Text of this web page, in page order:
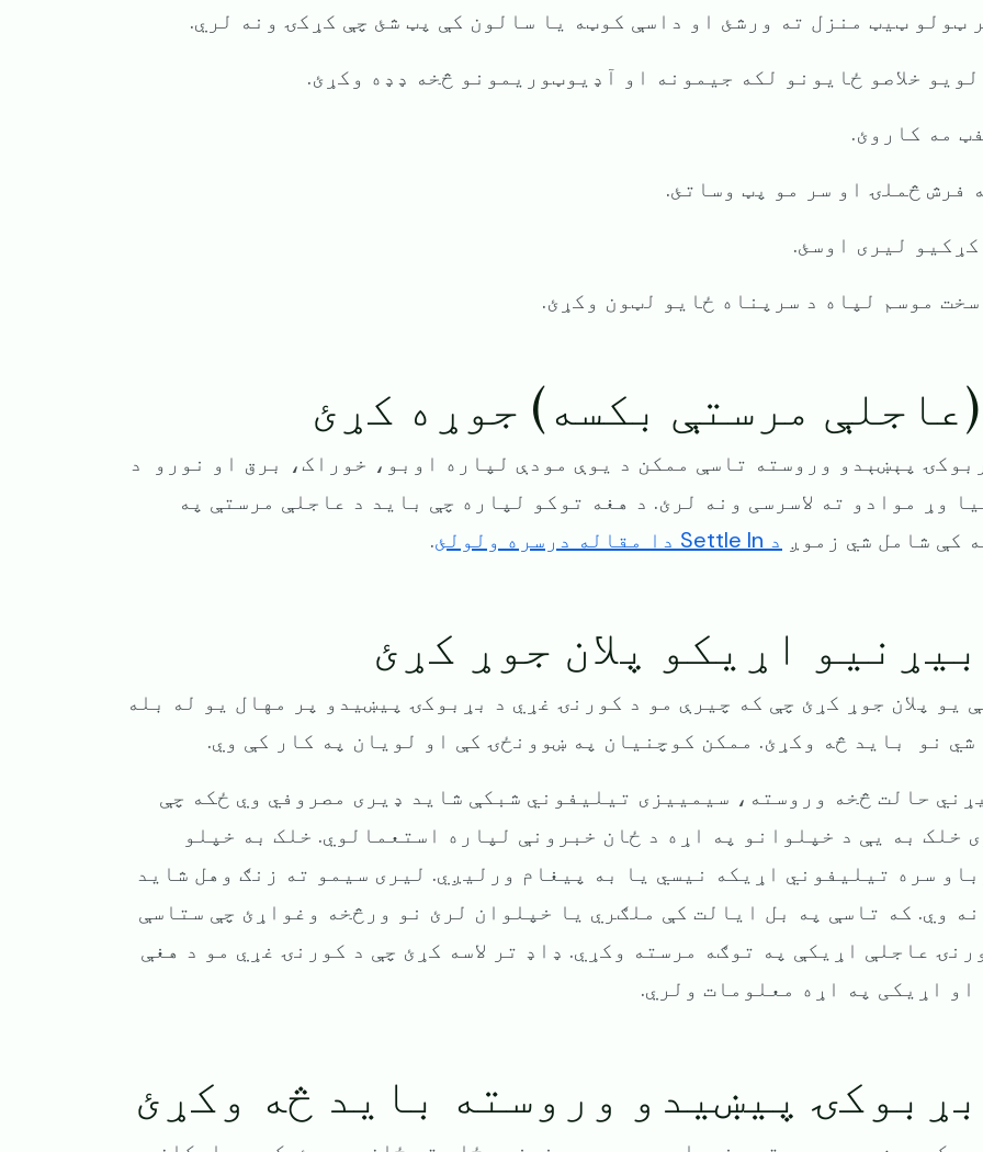
ټولو ټیټ منزل ته ورشئ او داسې کوټه یا سالون کې پټ شئ چې کړکۍ ونه لري.
لویو خلاصو ځایونو لکه جیمونه او آډیوټوریمونو څخه ډډه وکړئ.
مه کاروئ.
فرش څملۍ او سر مو پټ وساتئ.
کړکیو لیری اوسئ.
سخت موسم لپاه د سرپناه ځایو لټون وکړئ.
مرستې بکسه) جوړه کړئ
پېښېدو وروسته تاسې ممکن د یوې مودې لپاره اوبو، خوراک، برق او نورو د
وړ موادو ته لاسرسی ونه لرئ. د هغه توکو لپاره چې باید د عاجلې مرستې په
کې شامل شي زموږ د Settle In دا مقاله درسره ولولئ .
اړیکو پلان جوړ کړئ
یو پلان جوړ کړئ چې که چیرې مو د کورنۍ غړي د بړبوکۍ پیښیدو پر مهال یو له بله
شي نو باید څه وکړئ. ممکن کوچنیان په ښوونځۍ کې او لویان په کار کې وي.
حالت څخه وروسته، سیمییزی تیلیفوني شبکې شاید ډیری مصروفي وي ځکه چې
خلک به یې د خپلوانو په اړه د ځان خبرونې لپاره استعمالوي. خلک به خپلو
سره تیلیفوني اړیکه نیسي یا به پیغام ورلیږي. لیری سیمو ته زنګ وهل شاید
وي. که تاسې په بل ایالت کې ملګري یا خپلوان لرئ نو ورڅخه وغواړئ چې ستاسې
عاجلې اړیکې په توګه مرسته وکړي. ډاډ تر لاسه کړئ چې د کورنۍ غړي مو د هغې
او اړیکی په اړه معلومات ولري.
پیښیدو وروسته باید څه وکړئ